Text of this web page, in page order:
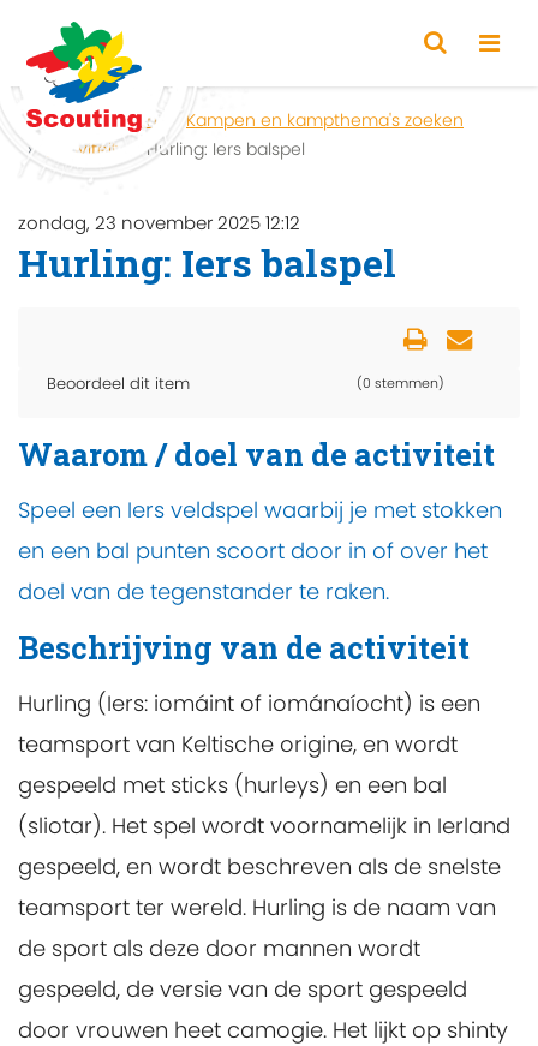
Home Zoeken
Kampen en kampthema's zoeken
Activiteit
Hurling: Iers balspel
zondag, 23 november 2025 12:12
Hurling: Iers balspel
Beoordeel dit item (0 stemmen)
Waarom / doel van de activiteit
Speel een Iers veldspel waarbij je met stokken
en een bal punten scoort door in of over het
doel van de tegenstander te raken.
Beschrijving van de activiteit
Hurling (Iers: iomáint of iománaíocht) is een
teamsport van Keltische origine, en wordt
gespeeld met sticks (hurleys) en een bal
(sliotar). Het spel wordt voornamelijk in Ierland
gespeeld, en wordt beschreven als de snelste
teamsport ter wereld. Hurling is de naam van
de sport als deze door mannen wordt
gespeeld, de versie van de sport gespeeld
door vrouwen heet camogie. Het lijkt op shinty